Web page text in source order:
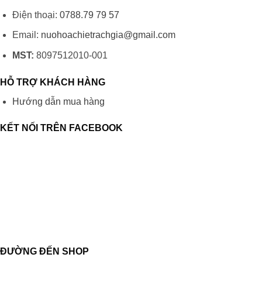
Điện thoại: 0788.79 79 57
Email: nuohoachietrachgia@gmail.com
MST: 8097512010-001
HỖ TRỢ KHÁCH HÀNG
Hướng dẫn mua hàng
KẾT NỐI TRÊN FACEBOOK
ĐƯỜNG ĐẾN SHOP